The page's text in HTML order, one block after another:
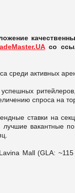
со
среди активных
спроса на
ставки на
вакантные
Mall (GLA: